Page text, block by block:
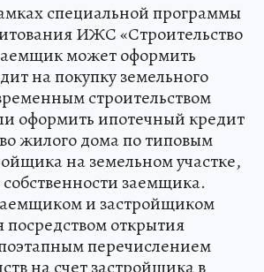
специальной программы
ИЖС «Строительство
может оформить
на покупку земельного
строительством
оформить ипотечный кредит
жилого дома по типовым
на земельном участке,
заемщика.
и застройщиком
посредством открытия
перечислением